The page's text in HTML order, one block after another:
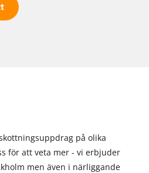
på olika
för att veta mer - vi erbjuder
men även i närliggande